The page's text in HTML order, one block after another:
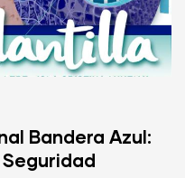
Bandera Azul: